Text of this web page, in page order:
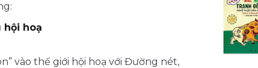
hội hoạ
vào thế giới hội hoạ với Đường nét,